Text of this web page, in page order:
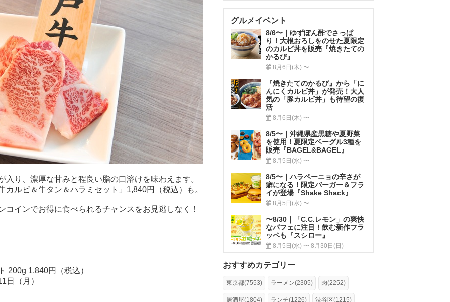
り、濃厚な甘みと程良い脂の口溶けを味わえます。
カルビ＆牛タン＆ハラミセット」1,840円（税込）も。
インでお得に食べられるチャンスをお見逃しなく！
200g 1,840円（税込）
日（月）
グルメイベント
8/6〜｜ゆずぽん酢でさっぱ
り！大根おろしをのせた夏限定
のカルビ丼を販売『焼きたての
かるび』
8月6日(木) 〜
『焼きたてのかるび』から「に
んにくカルビ丼」が発売！大人
気の「豚カルビ丼」も待望の復
活
8月6日(木) 〜
8/5〜｜沖縄県産黒糖や夏野菜
を使用！夏限定ベーグル3種を
販売『BAGEL&BAGEL』
8月5日(水) 〜
8/5〜｜ハラペーニョの辛さが
癖になる！限定バーガー＆フラ
イが登場『Shake Shack』
8月5日(水) 〜
〜8/30｜「C.C.レモン」の爽快
なパフェに注目！飲む新作フラ
ッペも『スシロー』
8月5日(水) 〜 8月30日(日)
おすすめカテゴリー
東京都(7553) ラーメン(2305) 肉(2252)
居酒屋(1804) ランチ(1226) 渋谷区(1215)